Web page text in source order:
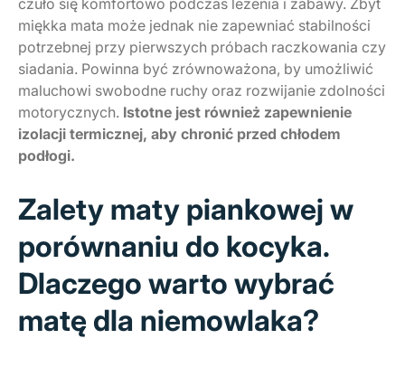
czuło się komfortowo podczas leżenia i zabawy. Zbyt
miękka mata może jednak nie zapewniać stabilności
potrzebnej przy pierwszych próbach raczkowania czy
siadania. Powinna być zrównoważona, by umożliwić
maluchowi swobodne ruchy oraz rozwijanie zdolności
motorycznych. Istotne jest również zapewnienie
izolacji termicznej, aby chronić przed chłodem
podłogi.
Zalety maty piankowej w
porównaniu do kocyka.
Dlaczego warto wybrać
matę dla niemowlaka?